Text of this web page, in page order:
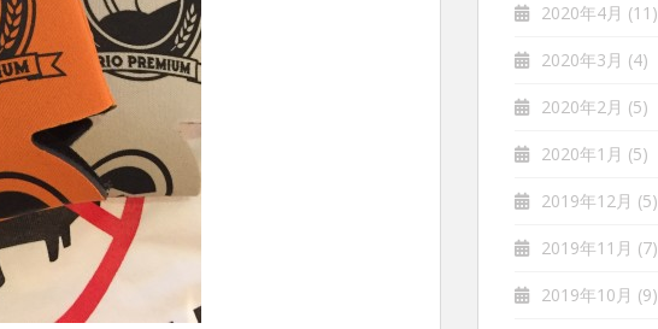
2020年4月 (11)
2020年3月 (4)
2020年2月 (5)
2020年1月 (5)
2019年12月 (5)
2019年11月 (7)
2019年10月 (9)